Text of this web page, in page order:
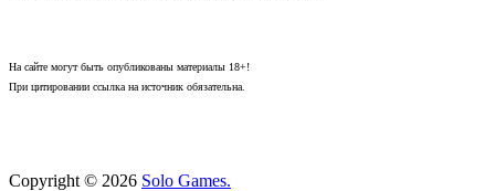
На сайте могут быть опубликованы материалы 18+!
При цитировании ссылка на источник обязательна.
Copyright © 2026 Solo Games.